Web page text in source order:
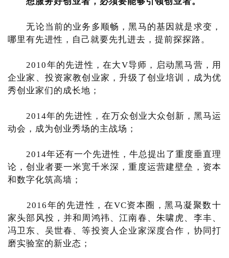
无论当前的业务多顺畅，黑马的基因就是求变，
哪里有先进性，自己就要先扎进去，提前探探路。
2010年的先进性，在大V导师，启动黑马营，用
企业家、投资家教创业家，升级了创业培训，成为优
秀创业家们的成长地；
2014年的先进性，在万众创业大众创新，黑马运
动会，成为创业秀场的主战场；
2014年还有一个先进性，牛总提出了重度垂直理
论，创业者要一米宽千米深，重度运营建壁垒，资本
和数字化筑高墙；
2016年的先进性，在VC资本圈，黑马凝聚数十
家头部风投，并和周鸿祎、江南春、朱啸虎、李丰、
冯卫东、吴世春、等投资人企业家深度合作，协同打
磨实验室的新业态；